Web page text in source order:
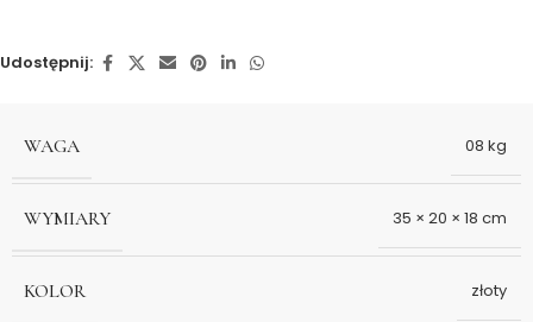
Udostępnij:
WAGA 08 kg
WYMIARY 35 × 20 × 18 cm
KOLOR złoty